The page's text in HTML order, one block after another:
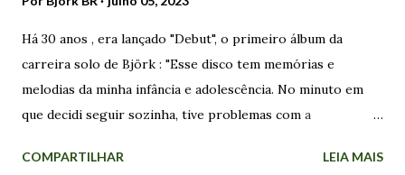
Há 30 anos , era lançado "Debut", o primeiro álbum da
carreira solo de Björk : "Esse disco tem memórias e
melodias da minha infância e adolescência. No minuto em
que decidi seguir sozinha, tive problemas com a
Islândia, que queria lançar sua própria música para o resto
COMPARTILHAR LEIA MAIS